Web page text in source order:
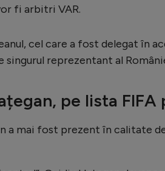
fi arbitri VAR.
cel care a fost delegat în
singurul reprezentant al
pe lista
a mai fost prezent în calitate